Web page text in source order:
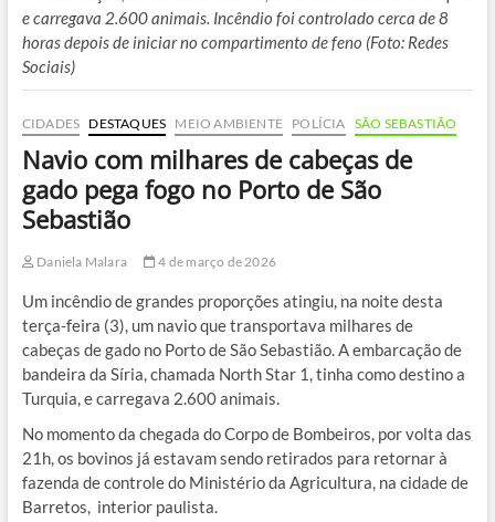
e carregava 2.600 animais. Incêndio foi controlado cerca de 8
horas depois de iniciar no compartimento de feno (Foto: Redes
Sociais)
CIDADES DESTAQUES MEIO AMBIENTE POLÍCIA SÃO SEBASTIÃO
Navio com milhares de cabeças de
gado pega fogo no Porto de São
Sebastião
Daniela Malara 4 de março de 2026
Um incêndio de grandes proporções atingiu, na noite desta
terça-feira (3), um navio que transportava milhares de
cabeças de gado no Porto de São Sebastião. A embarcação de
bandeira da Síria, chamada North Star 1, tinha como destino a
Turquia, e carregava 2.600 animais.
No momento da chegada do Corpo de Bombeiros, por volta das
21h, os bovinos já estavam sendo retirados para retornar à
fazenda de controle do Ministério da Agricultura, na cidade de
Barretos, interior paulista.